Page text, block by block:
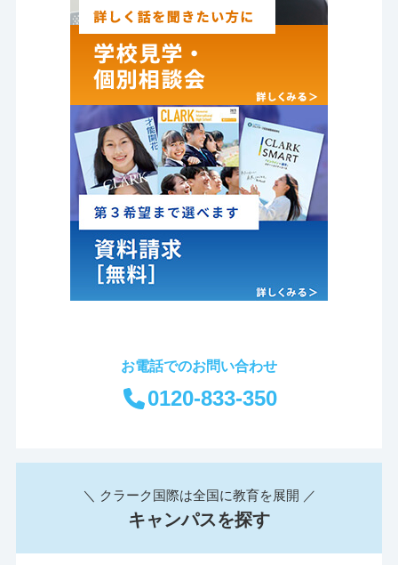
お電話でのお問い合わせ
0120-833-350
＼ クラーク国際は全国に教育を展開 ／
キャンパスを探す